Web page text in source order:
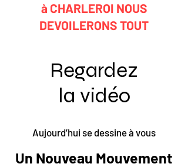
à CHARLEROI NOUS
DEVOILERONS TOUT
Regardez
la vidéo
Aujourd’hui se dessine à vous
Un Nouveau Mouvement